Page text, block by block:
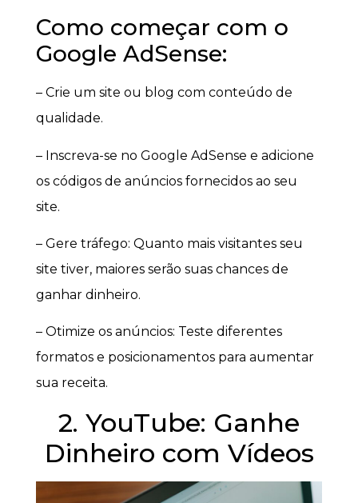
Como começar com o
Google AdSense:
– Crie um site ou blog com conteúdo de
qualidade.
– Inscreva-se no Google AdSense e adicione
os códigos de anúncios fornecidos ao seu
site.
– Gere tráfego: Quanto mais visitantes seu
site tiver, maiores serão suas chances de
ganhar dinheiro.
– Otimize os anúncios: Teste diferentes
formatos e posicionamentos para aumentar
sua receita.
2. YouTube: Ganhe
Dinheiro com Vídeos